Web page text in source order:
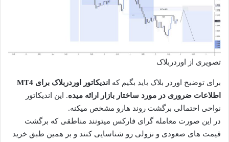
تصویری از اوردربلاک
برای توضیح اوردر بلاک باید بگیم که
اندیکاتور اوردربلاک برای MT4
اطلاعات ضروری در مورد ساختار بازار ارائه میده. این اندیکاتور
نواحی احتمالی برگشت روند هارو مشخص میکنه.
در این صورت معامله گرای فارکس میتونند مناطقی که برگشت
قیمت های صعودی و نزولی رو شناسایی کنند و بر همین طبق خرید